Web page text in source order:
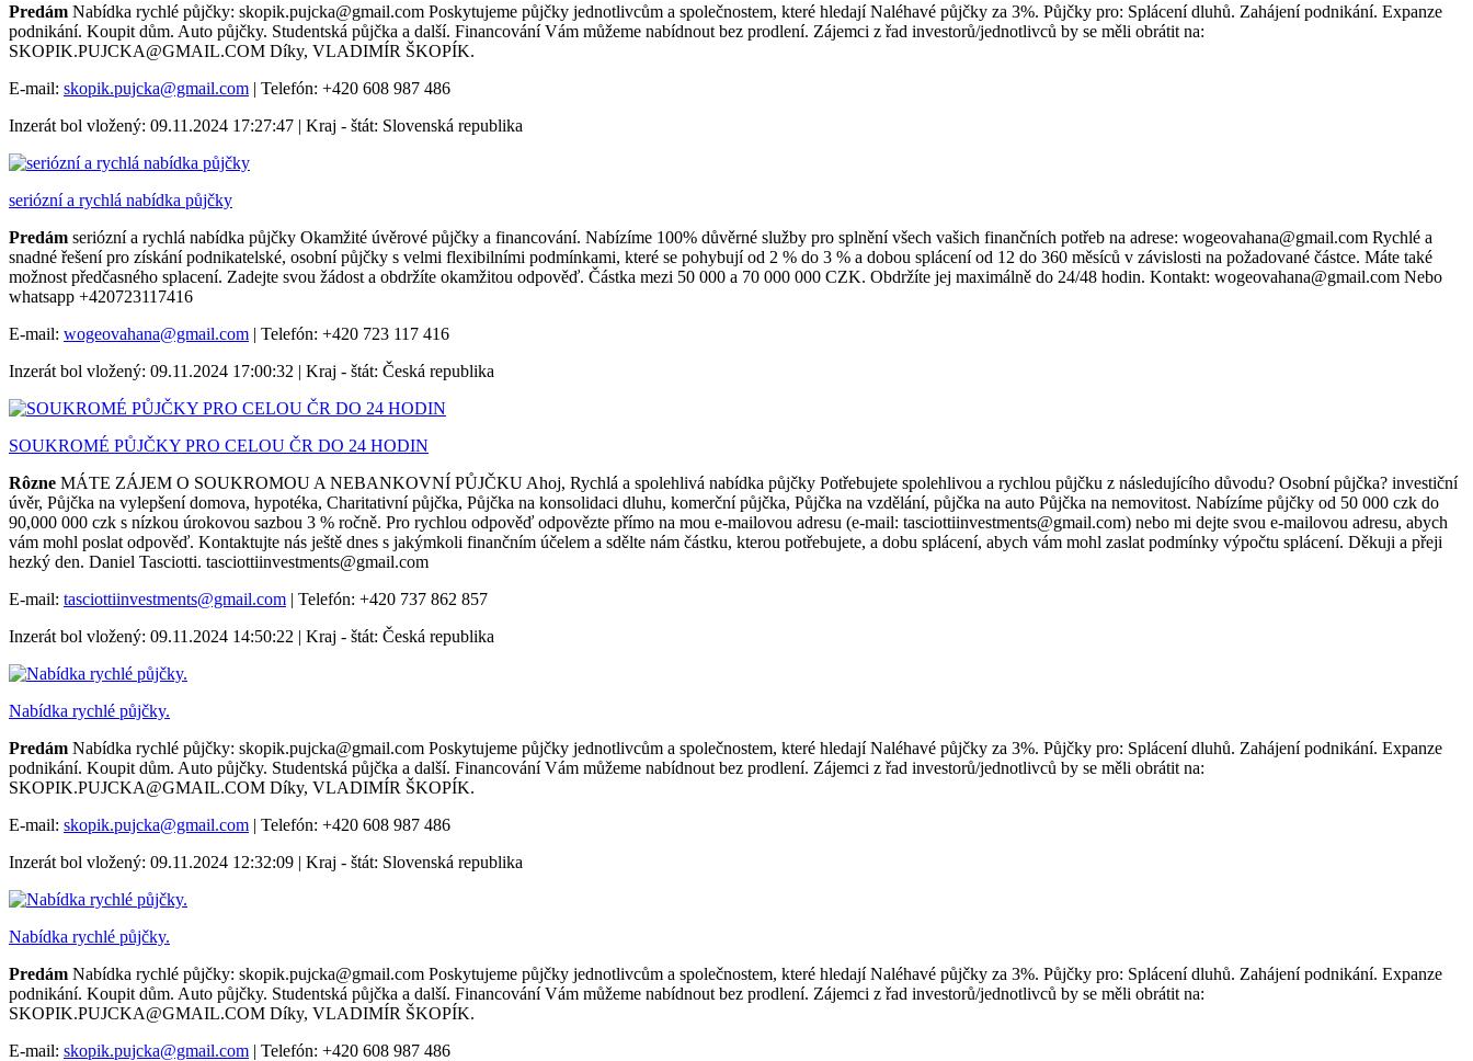
Predám Nabídka rychlé půjčky: skopik.pujcka@gmail.com Poskytujeme půjčky jednotlivcům a společnostem, které hledají Naléhavé půjčky za 3%. Půjčky pro: Splácení dluhů. Zahájení podnikání. Expanze
podnikání. Koupit dům. Auto půjčky. Studentská půjčka a další. Financování Vám můžeme nabídnout bez prodlení. Zájemci z řad investorů/jednotlivců by se měli obrátit na:
SKOPIK.PUJCKA@GMAIL.COM Díky, VLADIMÍR ŠKOPÍK.
E-mail: skopik.pujcka@gmail.com | Telefón: +420 608 987 486
Inzerát bol vložený: 09.11.2024 17:27:47 | Kraj - štát: Slovenská republika
seriózní a rychlá nabídka půjčky
Predám seriózní a rychlá nabídka půjčky Okamžité úvěrové půjčky a financování. Nabízíme 100% důvěrné služby pro splnění všech vašich finančních potřeb na adrese: wogeovahana@gmail.com Rychlé a
snadné řešení pro získání podnikatelské, osobní půjčky s velmi flexibilními podmínkami, které se pohybují od 2 % do 3 % a dobou splácení od 12 do 360 měsíců v závislosti na požadované částce. Máte také
možnost předčasného splacení. Zadejte svou žádost a obdržíte okamžitou odpověď. Částka mezi 50 000 a 70 000 000 CZK. Obdržíte jej maximálně do 24/48 hodin. Kontakt: wogeovahana@gmail.com Nebo
whatsapp +420723117416
E-mail: wogeovahana@gmail.com | Telefón: +420 723 117 416
Inzerát bol vložený: 09.11.2024 17:00:32 | Kraj - štát: Česká republika
SOUKROMÉ PŮJČKY PRO CELOU ČR DO 24 HODIN
Rôzne MÁTE ZÁJEM O SOUKROMOU A NEBANKOVNÍ PŮJČKU Ahoj, Rychlá a spolehlivá nabídka půjčky Potřebujete spolehlivou a rychlou půjčku z následujícího důvodu? Osobní půjčka? investiční
úvěr, Půjčka na vylepšení domova, hypotéka, Charitativní půjčka, Půjčka na konsolidaci dluhu, komerční půjčka, Půjčka na vzdělání, půjčka na auto Půjčka na nemovitost. Nabízíme půjčky od 50 000 czk do
90,000 000 czk s nízkou úrokovou sazbou 3 % ročně. Pro rychlou odpověď odpovězte přímo na mou e-mailovou adresu (e-mail: tasciottiinvestments@gmail.com) nebo mi dejte svou e-mailovou adresu, abych
vám mohl poslat odpověď. Kontaktujte nás ještě dnes s jakýmkoli finančním účelem a sdělte nám částku, kterou potřebujete, a dobu splácení, abych vám mohl zaslat podmínky výpočtu splácení. Děkuji a přeji
hezký den. Daniel Tasciotti. tasciottiinvestments@gmail.com
E-mail: tasciottiinvestments@gmail.com | Telefón: +420 737 862 857
Inzerát bol vložený: 09.11.2024 14:50:22 | Kraj - štát: Česká republika
Nabídka rychlé půjčky.
Predám Nabídka rychlé půjčky: skopik.pujcka@gmail.com Poskytujeme půjčky jednotlivcům a společnostem, které hledají Naléhavé půjčky za 3%. Půjčky pro: Splácení dluhů. Zahájení podnikání. Expanze
podnikání. Koupit dům. Auto půjčky. Studentská půjčka a další. Financování Vám můžeme nabídnout bez prodlení. Zájemci z řad investorů/jednotlivců by se měli obrátit na:
SKOPIK.PUJCKA@GMAIL.COM Díky, VLADIMÍR ŠKOPÍK.
E-mail: skopik.pujcka@gmail.com | Telefón: +420 608 987 486
Inzerát bol vložený: 09.11.2024 12:32:09 | Kraj - štát: Slovenská republika
Nabídka rychlé půjčky.
Predám Nabídka rychlé půjčky: skopik.pujcka@gmail.com Poskytujeme půjčky jednotlivcům a společnostem, které hledají Naléhavé půjčky za 3%. Půjčky pro: Splácení dluhů. Zahájení podnikání. Expanze
podnikání. Koupit dům. Auto půjčky. Studentská půjčka a další. Financování Vám můžeme nabídnout bez prodlení. Zájemci z řad investorů/jednotlivců by se měli obrátit na:
SKOPIK.PUJCKA@GMAIL.COM Díky, VLADIMÍR ŠKOPÍK.
E-mail: skopik.pujcka@gmail.com | Telefón: +420 608 987 486